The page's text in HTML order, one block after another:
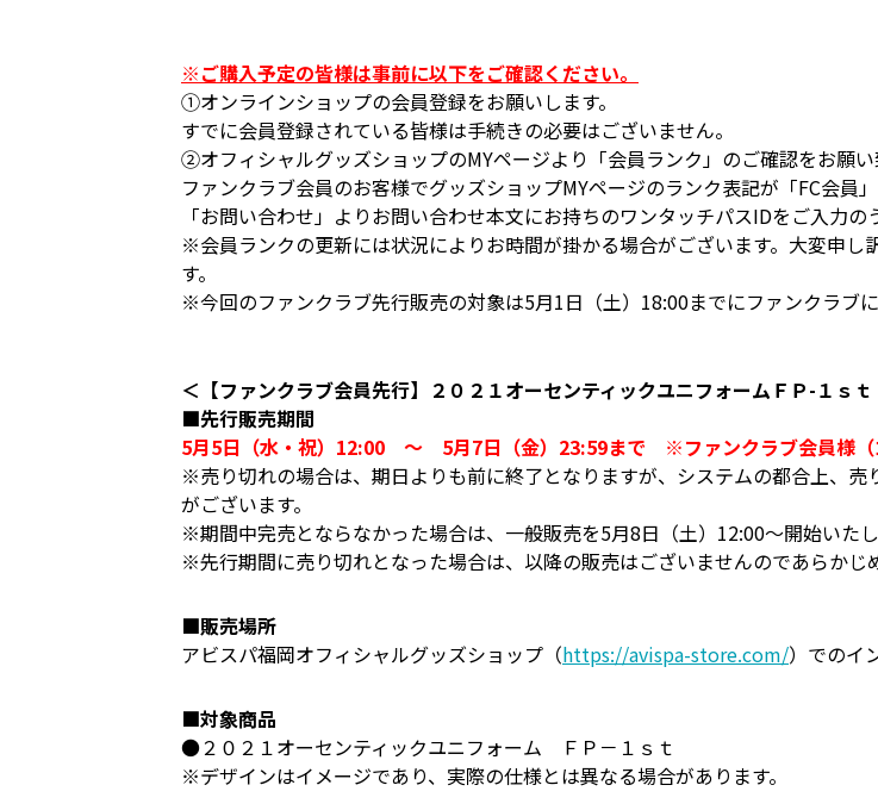
※ご購入予定の皆様は事前に以下をご確認ください。
①オンラインショップの会員登録をお願いします。
すでに会員登録されている皆様は手続きの必要はございません。
②オフィシャルグッズショップのMYページより「会員ランク」のご確認をお願い
ファンクラブ会員のお客様でグッズショップMYページのランク表記が「FC会
「お問い合わせ」よりお問い合わせ本文にお持ちのワンタッチパスIDをご入力の
※会員ランクの更新には状況によりお時間が掛かる場合がございます。大変申
す。
※今回のファンクラブ先行販売の対象は5月1日（土）18:00までにファンクラブ
＜【ファンクラブ会員先行】２０２１オーセンティックユニフォームＦＰ-１ｓ
■先行販売期間
5月5日（水・祝）12:00 ～ 5月7日（金）23:59まで ※ファンクラブ会員様（
※売り切れの場合は、期日よりも前に終了となりますが、システムの都合上、
がございます。
※期間中完売とならなかった場合は、一般販売を5月8日（土）12:00～開始いたし
※先行期間に売り切れとなった場合は、以降の販売はございませんのであらかじ
■販売場所
アビスパ福岡オフィシャルグッズショップ（https://avispa-store.com/）でのイ
■対象商品
●２０２１オーセンティックユニフォーム ＦＰ－１ｓｔ
※デザインはイメージであり、実際の仕様とは異なる場合があります。